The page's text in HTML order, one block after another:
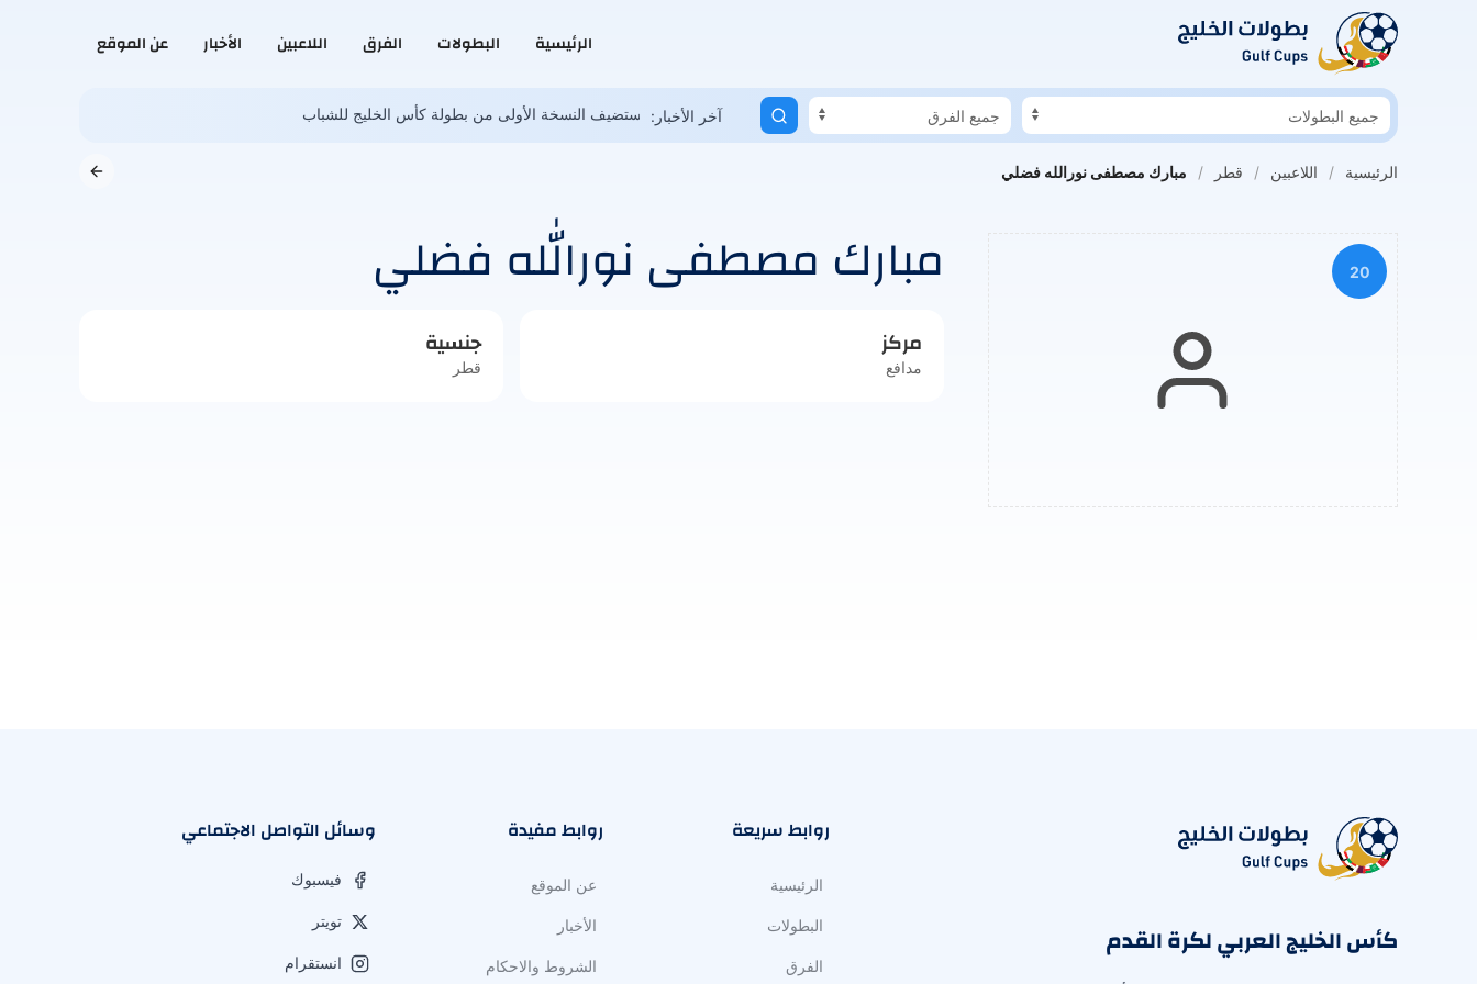
الرئيسية البطولات الفرق اللاعبين الأخبار عن الموقع
آخر الأخبار: السابق: الدوسري خاطر بفقدان بصره هلال المخيني في حوار لكووورة: الأندية العمانية تعاني.. وحلم المونديال ممكن السعودية تستضيف النسخة الأولى من بطولة كأس الخليج للشباب
الرئيسية اللاعبين قطر مبارك مصطفى نورالله فضلي
20 مبارك مصطفى نورالله فضلي
مركز
مدافع
جنسية
قطر
كأس الخليج العربي لكرة القدم
روابط سريعة
الرئيسية
البطولات
الفرق
روابط مفيدة
عن الموقع
الأخبار
الشروط والاحكام
وسائل التواصل الاجتماعي
فيسبوك
تويتر
انستقرام